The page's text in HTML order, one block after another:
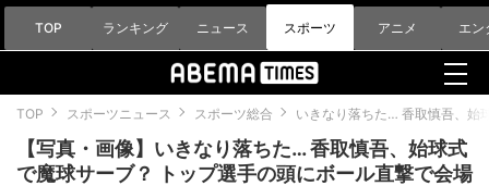
TOP ランキング ニュース スポーツ アニメ エン
TOP スポーツニュース スポーツ総合 いきなり落ちた… 香取慎吾、始
【写真・画像】いきなり落ちた… 香取慎吾、始球式
で魔球サーブ？ トップ選手の頭にボール直撃で会場